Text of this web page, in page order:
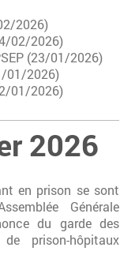
2026)
02/2026)
(23/01/2026)
01/2026)
01/2026)
2026
en prison se sont
Générale
du garde des
prison-hôpitaux